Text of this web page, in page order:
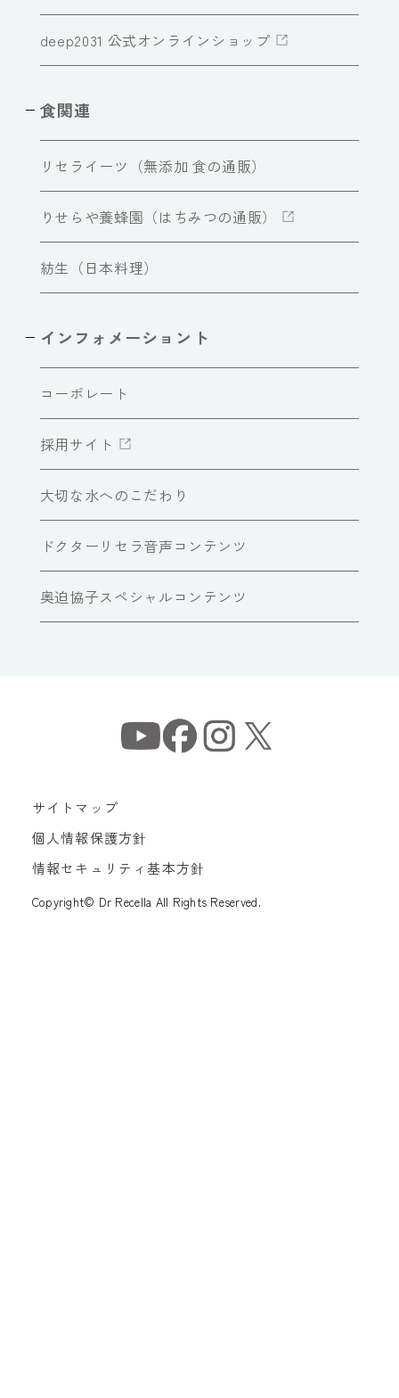
deep2031 公式オンラインショップ
食関連
リセライーツ（無添加 食の通販）
りせらや養蜂園（はちみつの通販）
紡生（日本料理）
インフォメーショント
コーポレート
採用サイト
大切な水へのこだわり
ドクターリセラ音声コンテンツ
奥迫協子スペシャルコンテンツ
サイトマップ
個人情報保護方針
情報セキュリティ基本方針
Copyright© Dr Recella All Rights Reserved.